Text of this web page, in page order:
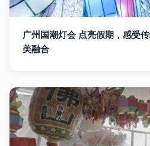
广州国潮灯会 点亮假期，感受
美融合